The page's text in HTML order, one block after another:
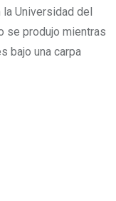
Universidad del
se produjo mientras
bajo una carpa